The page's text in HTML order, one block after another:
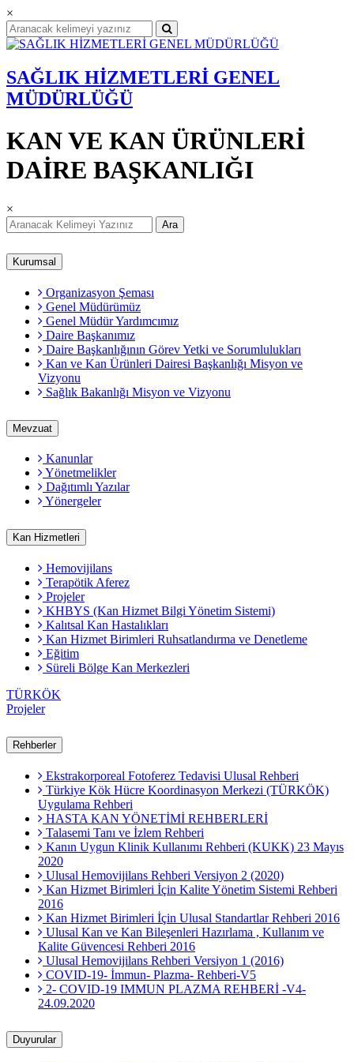
×
SAĞLIK HİZMETLERİ GENEL
MÜDÜRLÜĞÜ
KAN VE KAN ÜRÜNLERİ
DAİRE BAŞKANLIĞI
×
Ara
Kurumsal
Organizasyon Şeması
Genel Müdürümüz
Genel Müdür Yardımcımız
Daire Başkanımız
Daire Başkanlığının Görev Yetki ve Sorumlulukları
Kan ve Kan Ürünleri Dairesi Başkanlığı Misyon ve
Vizyonu
Sağlık Bakanlığı Misyon ve Vizyonu
Mevzuat
Kanunlar
Yönetmelikler
Dağıtımlı Yazılar
Yönergeler
Kan Hizmetleri
Hemovijilans
Terapötik Aferez
Projeler
KHBYS (Kan Hizmet Bilgi Yönetim Sistemi)
Kalıtsal Kan Hastalıkları
Kan Hizmet Birimleri Ruhsatlandırma ve Denetleme
Eğitim
Süreli Bölge Kan Merkezleri
TÜRKÖK
Projeler
Rehberler
Ekstrakorporeal Fotoferez Tedavisi Ulusal Rehberi
Türkiye Kök Hücre Koordinasyon Merkezi (TÜRKÖK)
Uygulama Rehberi
HASTA KAN YÖNETİMİ REHBERLERİ
Talasemi Tanı ve İzlem Rehberi
Kanın Uygun Klinik Kullanımı Rehberi (KUKK) 23 Mayıs
2020
Ulusal Hemovijilans Rehberi Versiyon 2 (2020)
Kan Hizmet Birimleri İçin Kalite Yönetim Sistemi Rehberi
2016
Kan Hizmet Birimleri İçin Ulusal Standartlar Rehberi 2016
Ulusal Kan ve Kan Bileşenleri Hazırlama , Kullanım ve
Kalite Güvencesi Rehberi 2016
Ulusal Hemovijilans Rehberi Versiyon 1 (2016)
COVID-19- İmmun- Plazma- Rehberi-V5
2- COVID-19 IMMUN PLAZMA REHBERİ -V4-
24.09.2020
Duyurular